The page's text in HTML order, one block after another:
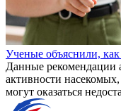
Ученые объяснили,
Данные рекомендации
активности
могут оказаться